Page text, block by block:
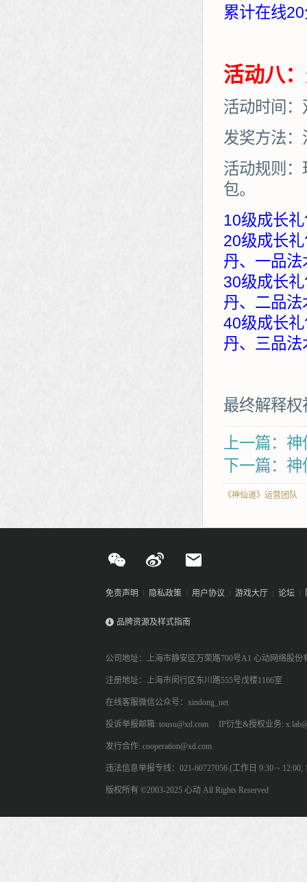
累计在线
活动八
活动时间
发奖方法
活动规则
包。
10级成长
20级成长
丹、一品法
30级成长
丹、二品法
40级成长
丹、三品法
最终解释
上一篇：
下一篇：
《神仙道》运营团队
免责声明 隐私政策 用户协议 游戏大厅 论坛
品牌资源及样式指南
公司地址：上海市静安区万荣路700号A1 心动网络股份
注册地址：上海市闵行区东川路555号戊楼1166室
在线客服微信公众号：xindong_net
投诉举报邮箱: tousu@xd.com IP衍生&授权业务:
发行合作: cooperation@xd.com
违法信息举报专线：021-60727056 (工作日 9:30 ~ 12:00,
版权所有 ©2003-2025 心动 All Rights Reserved